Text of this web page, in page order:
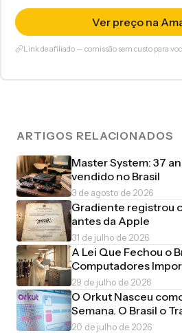
Ver preço na
Link de afiliado — comissão sem custo para
ARTIGOS RELACIONADOS
Master System: 37
vendido no Brasil
3 de agosto de 2026
Gradiente registrou
antes da Apple
31 de julho de 2026
A Lei Que Fechou o
Computadores
uma Piada de
29 de julho de 2026
O Orkut Nasceu
Semana. O Brasil o
Império
20 de julho de 2026